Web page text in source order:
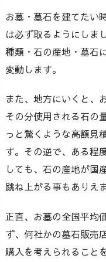
お墓・墓石を建てたい
は必ず取るようにしま
種類・石の産地・墓石
変動します。
また、地方にいくと、
その分使用される石の
っと驚くような高額見
す。その逆で、ある程
しても、石の産地が国
跳ね上がる事もありえま
正直、お墓の全国平均
ず、何社かの墓石販売
購入を考えられること